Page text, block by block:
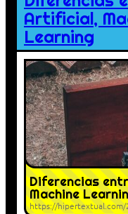
Artificial,
Learning
Diferencias
Machine
https://hipertextual.com/